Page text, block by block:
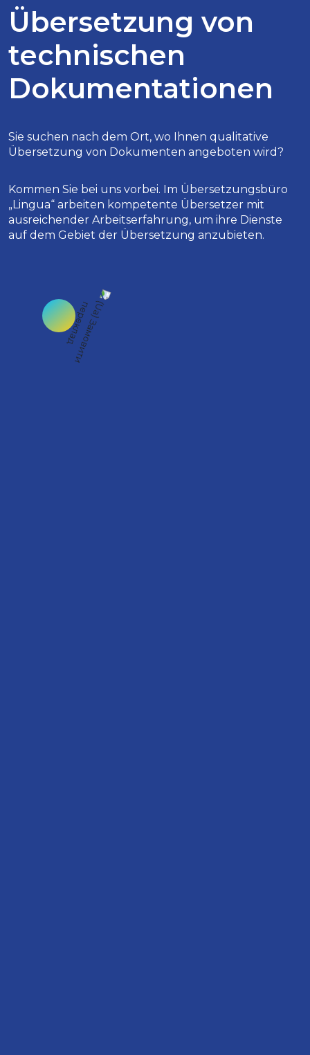
Übersetzung von
technischen
Dokumentationen
Sie suchen nach dem Ort, wo Ihnen qualitative
Übersetzung von Dokumenten angeboten wird?
Kommen Sie bei uns vorbei. Im Übersetzungsbüro
„Lingua“ arbeiten kompetente Übersetzer mit
ausreichender Arbeitserfahrung, um ihre Dienste
auf dem Gebiet der Übersetzung anzubieten.